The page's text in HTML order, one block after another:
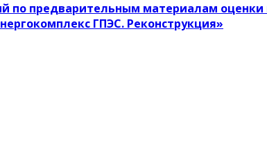
по предварительным материалам
ГПЭС. Реконструкция»